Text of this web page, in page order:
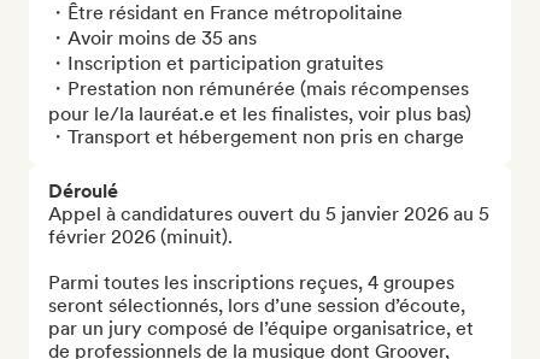
・Être résidant en France métropolitaine
・Avoir moins de 35 ans
・Inscription et participation gratuites
・Prestation non rémunérée (mais récompenses
pour le/la lauréat.e et les finalistes, voir plus bas)
・Transport et hébergement non pris en charge
Déroulé
Appel à candidatures ouvert du 5 janvier 2026 au 5
février 2026 (minuit).
Parmi toutes les inscriptions reçues, 4 groupes
seront sélectionnés, lors d’une session d’écoute,
par un jury composé de l’équipe organisatrice, et
de professionnels de la musique dont Groover,